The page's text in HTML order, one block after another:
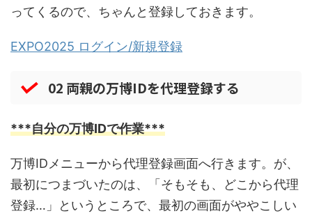
ってくるので、ちゃんと登録しておきます。
EXPO2025 ログイン/新規登録
02 両親の万博IDを代理登録する
***自分の万博IDで作業***
万博IDメニューから代理登録画面へ行きます。が、
最初につまづいたのは、「そもそも、どこから代理
登録…」というところで、最初の画面がややこしい